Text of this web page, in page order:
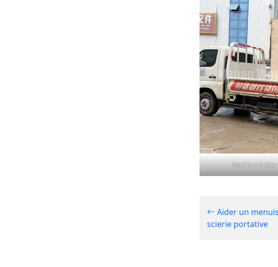
Machine à
Aider un
scierie portative